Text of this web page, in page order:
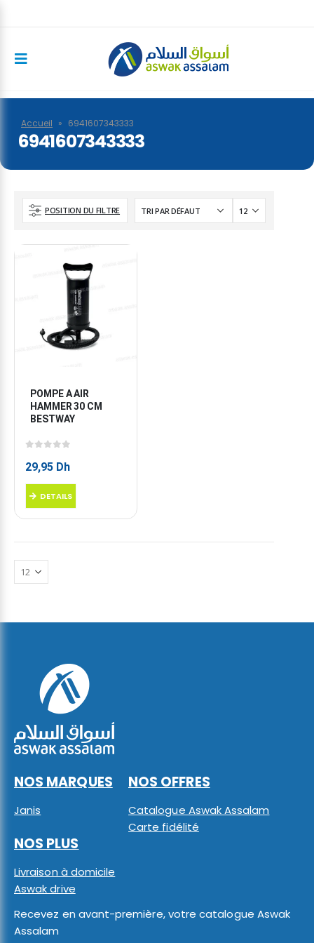
Accueil » 6941607343333
6941607343333
POSITION DU FILTRE
POMPE A AIR
HAMMER 30 CM
BESTWAY
29,95 Dh
DETAILS
NOS MARQUES
Janis
NOS OFFRES
Catalogue Aswak Assalam
Carte fidélité
NOS PLUS
Livraison à domicile
Aswak drive
Recevez en avant-première, votre catalogue Aswak
Assalam